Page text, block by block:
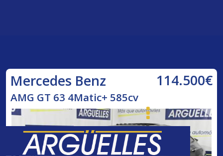
Mercedes Benz 114.500€
AMG GT 63 4Matic+ 585cv